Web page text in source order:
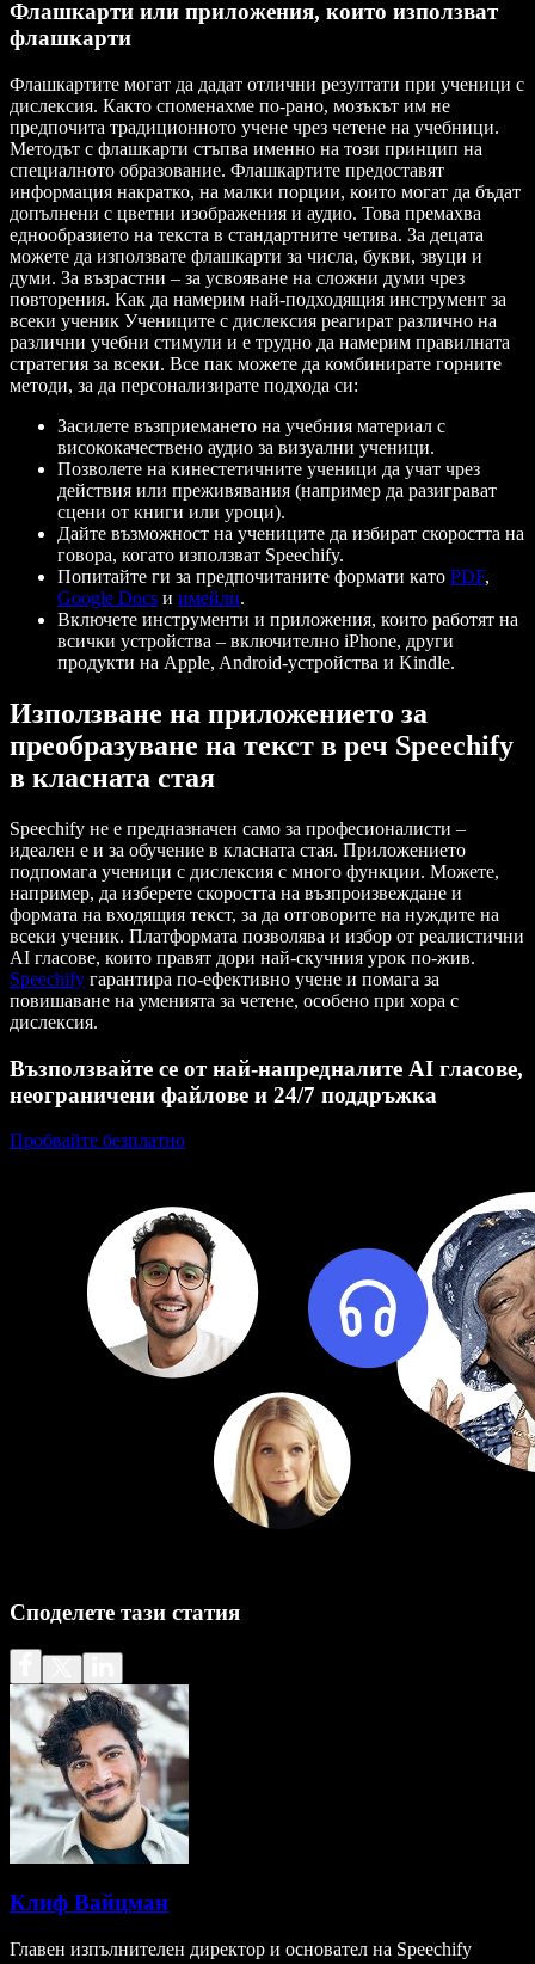
Флашкарти или приложения, които използват
флашкарти
Флашкартите могат да дадат отлични резултати при ученици с
дислексия. Както споменахме по-рано, мозъкът им не
предпочита традиционното учене чрез четене на учебници.
Методът с флашкарти стъпва именно на този принцип на
специалното образование. Флашкартите предоставят
информация накратко, на малки порции, които могат да бъдат
допълнени с цветни изображения и аудио. Това премахва
еднообразието на текста в стандартните четива. За децата
можете да използвате флашкарти за числа, букви, звуци и
думи. За възрастни – за усвояване на сложни думи чрез
повторения. Как да намерим най-подходящия инструмент за
всеки ученик Учениците с дислексия реагират различно на
различни учебни стимули и е трудно да намерим правилната
стратегия за всеки. Все пак можете да комбинирате горните
методи, за да персонализирате подхода си:
Засилете възприемането на учебния материал с
висококачествено аудио за визуални ученици.
Позволете на кинестетичните ученици да учат чрез
действия или преживявания (например да разиграват
сцени от книги или уроци).
Дайте възможност на учениците да избират скоростта на
говора, когато използват Speechify.
Попитайте ги за предпочитаните формати като PDF,
Google Docs и имейли.
Включете инструменти и приложения, които работят на
всички устройства – включително iPhone, други
продукти на Apple, Android-устройства и Kindle.
Използване на приложението за
преобразуване на текст в реч Speechify
в класната стая
Speechify не е предназначен само за професионалисти –
идеален е и за обучение в класната стая. Приложението
подпомага ученици с дислексия с много функции. Можете,
например, да изберете скоростта на възпроизвеждане и
формата на входящия текст, за да отговорите на нуждите на
всеки ученик. Платформата позволява и избор от реалистични
AI гласове, които правят дори най-скучния урок по-жив.
Speechify гарантира по-ефективно учене и помага за
повишаване на уменията за четене, особено при хора с
дислексия.
Възползвайте се от най-напредналите AI гласове,
неограничени файлове и 24/7 поддръжка
Пробвайте безплатно
Споделете тази статия
Клиф Вайцман
Главен изпълнителен директор и основател на Speechify